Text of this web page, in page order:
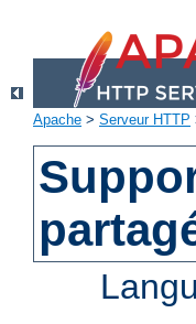
Apache > Serveur HTTP